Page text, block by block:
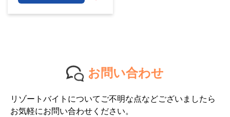
お問い合わせ
リゾートバイトについてご不明な点などございましたら
お気軽にお問い合わせください。